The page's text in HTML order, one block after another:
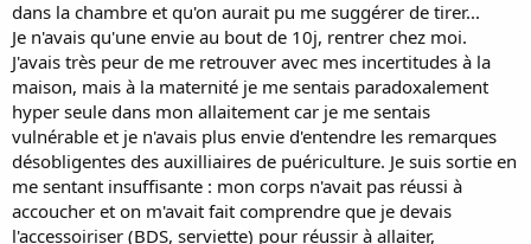
dans la chambre et qu'on aurait pu me suggérer de tirer...
Je n'avais qu'une envie au bout de 10j, rentrer chez moi.
J'avais très peur de me retrouver avec mes incertitudes à la
maison, mais à la maternité je me sentais paradoxalement
hyper seule dans mon allaitement car je me sentais
vulnérable et je n'avais plus envie d'entendre les remarques
désobligentes des auxilliaires de puériculture. Je suis sortie en
me sentant insuffisante : mon corps n'avait pas réussi à
accoucher et on m'avait fait comprendre que je devais
l'accessoiriser (BDS, serviette) pour réussir à allaiter,